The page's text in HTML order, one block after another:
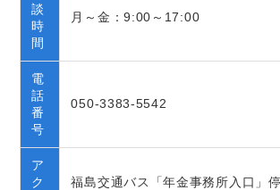
談
時
間
月～金：9:00～17:00
電
話
番
号
050-3383-5542
ア
ク
福島交通バス「年金事務所入口」